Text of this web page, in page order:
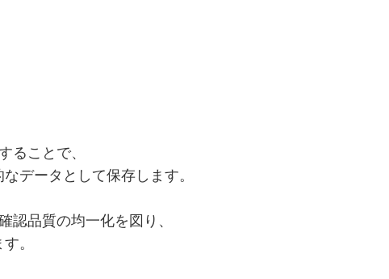
ことで、
ータとして保存します。
品質の均一化を図り、
。